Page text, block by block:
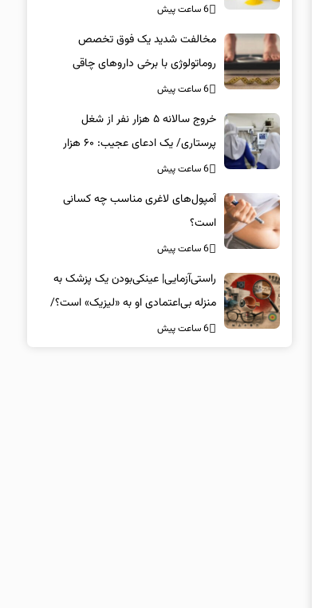
6 ساعت پیش
مخالفت شدید یک فوق تخصص
روماتولوژی با برخی داروهای چاقی
6 ساعت پیش
خروج سالانه ۵ هزار نفر از شغل
پرستاری/ یک ادعای عجیب: ۶۰ هزار
پرستار خانه‌نشین شدند؟
6 ساعت پیش
آمپول‌های لاغری مناسب چه کسانی
است؟
6 ساعت پیش
راستی‌آزمایی| عینکی‌بودن یک پزشک به
منزله بی‌اعتمادی او به «لیزیک» است؟/
جراحان، چشم فرزندان خود را لیزیک
6 ساعت پیش